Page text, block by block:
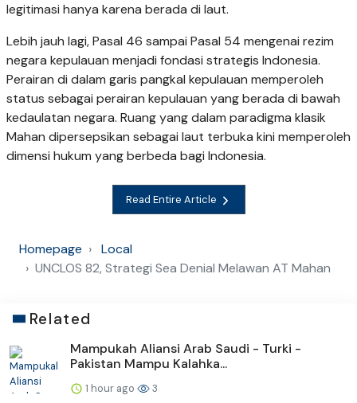
legitimasi hanya karena berada di laut.
Lebih jauh lagi, Pasal 46 sampai Pasal 54 mengenai rezim
negara kepulauan menjadi fondasi strategis Indonesia.
Perairan di dalam garis pangkal kepulauan memperoleh
status sebagai perairan kepulauan yang berada di bawah
kedaulatan negara. Ruang yang dalam paradigma klasik
Mahan dipersepsikan sebagai laut terbuka kini memperoleh
dimensi hukum yang berbeda bagi Indonesia.
Read Entire Article
Homepage
Local
UNCLOS 82, Strategi Sea Denial Melawan AT Mahan
Related
Mampukah Aliansi Arab Saudi - Turki -
Pakistan Mampu Kalahka...
1 hour ago 3